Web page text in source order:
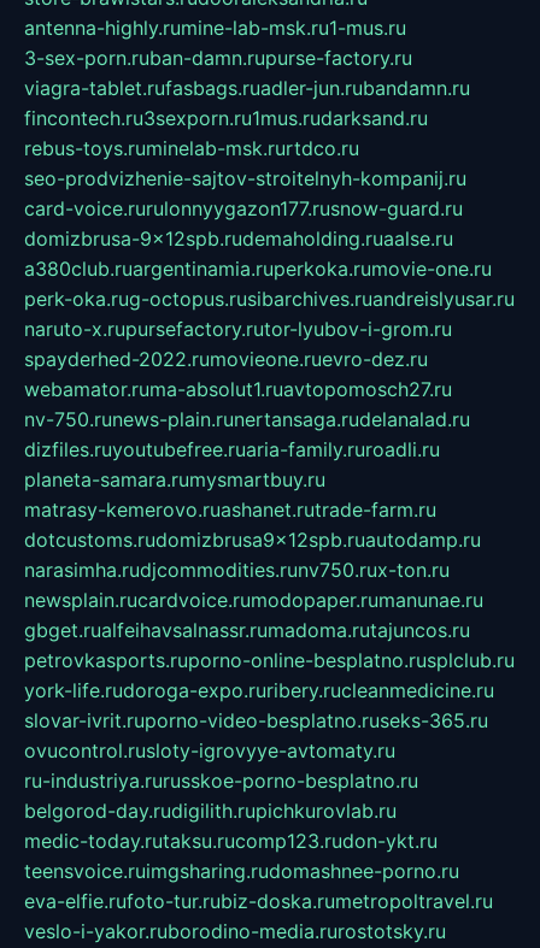
antenna-highly.rumine-lab-msk.ru1-mus.ru
3-sex-porn.ruban-damn.rupurse-factory.ru
viagra-tablet.rufasbags.ruadler-jun.rubandamn.ru
fincontech.ru3sexporn.ru1mus.rudarksand.ru
rebus-toys.ruminelab-msk.rurtdco.ru
seo-prodvizhenie-sajtov-stroitelnyh-kompanij.ru
card-voice.rurulonnyygazon177.rusnow-guard.ru
domizbrusa-9x12spb.rudemaholding.ruaalse.ru
a380club.ruargentinamia.ruperkoka.rumovie-one.ru
perk-oka.rug-octopus.rusibarchives.ruandreislyusar.ru
naruto-x.rupursefactory.rutor-lyubov-i-grom.ru
spayderhed-2022.rumovieone.ruevro-dez.ru
webamator.ruma-absolut1.ruavtopomosch27.ru
nv-750.runews-plain.runertansaga.rudelanalad.ru
dizfiles.ruyoutubefree.ruaria-family.ruroadli.ru
planeta-samara.rumysmartbuy.ru
matrasy-kemerovo.ruashanet.rutrade-farm.ru
dotcustoms.rudomizbrusa9x12spb.ruautodamp.ru
narasimha.rudjcommodities.runv750.rux-ton.ru
newsplain.rucardvoice.rumodopaper.rumanunae.ru
gbget.rualfeihavsalnassr.rumadoma.rutajuncos.ru
petrovkasports.ruporno-online-besplatno.rusplclub.ru
york-life.rudoroga-expo.ruribery.rucleanmedicine.ru
slovar-ivrit.ruporno-video-besplatno.ruseks-365.ru
ovucontrol.rusloty-igrovyye-avtomaty.ru
ru-industriya.rurusskoe-porno-besplatno.ru
belgorod-day.rudigilith.rupichkurovlab.ru
medic-today.rutaksu.rucomp123.rudon-ykt.ru
teensvoice.ruimgsharing.rudomashnee-porno.ru
eva-elfie.rufoto-tur.rubiz-doska.rumetropoltravel.ru
veslo-i-yakor.ruborodino-media.rurostotsky.ru